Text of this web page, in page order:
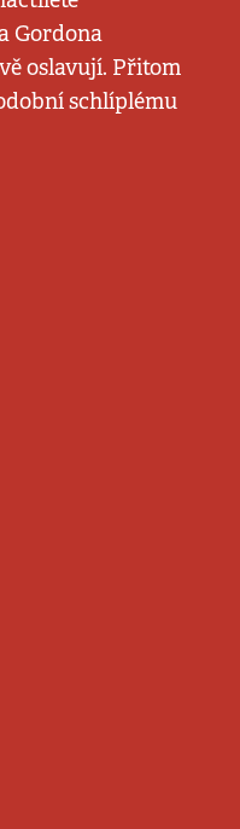
Gordona
oslavují. Přitom
schlíplému